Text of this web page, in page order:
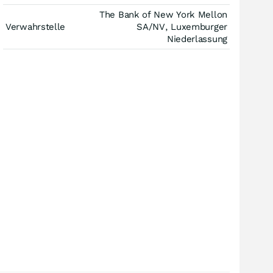
Verwahrstelle
The Bank of New York Mellon
SA/NV, Luxemburger
Niederlassung